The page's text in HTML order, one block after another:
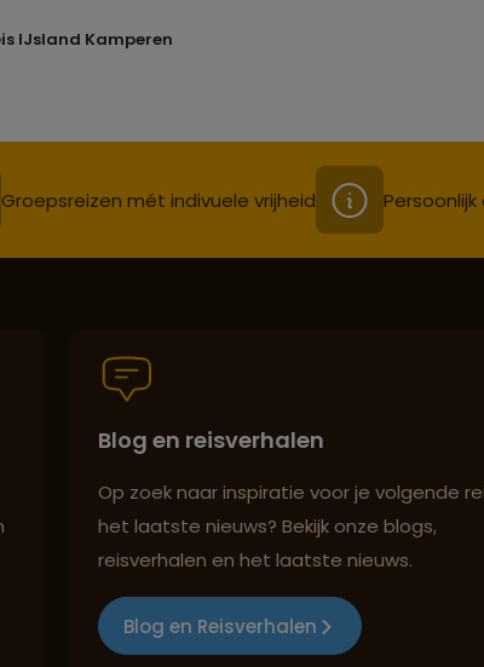
IJsland Kamperen
Groepsreizen mét indivuele vrijheid
Blog en reisverhalen
Op zoek naar inspiratie voor je volgende
het laatste nieuws? Bekijk onze blogs,
reisverhalen en het laatste nieuws.
Blog en Reisverhalen